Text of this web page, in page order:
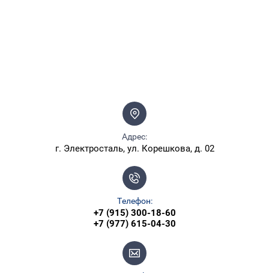
Адрес:
г. Электросталь, ул. Корешкова, д. 02
Телефон:
+7 (915) 300-18-60
+7 (977) 615-04-30